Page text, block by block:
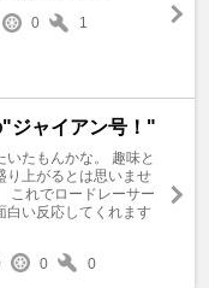
0 1
ジャイアン号！"
いたもんかな。 趣味と
り上がるとは思いませ
これでロードレーサー
白い反応してくれます
0 0